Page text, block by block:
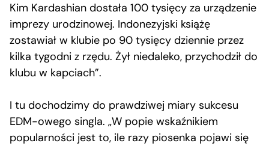
Kim Kardashian dostała 100 tysięcy za urządzenie
imprezy urodzinowej. Indonezyjski książę
zostawiał w klubie po 90 tysięcy dziennie przez
kilka tygodni z rzędu. Żył niedaleko, przychodził do
klubu w kapciach”.
I tu dochodzimy do prawdziwej miary sukcesu
EDM-owego singla. „W popie wskaźnikiem
popularności jest to, ile razy piosenka pojawi się